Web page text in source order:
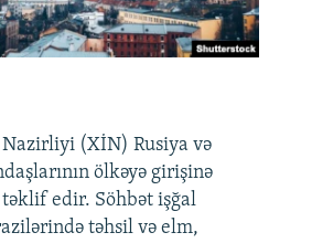
(XİN) Rusiya və
ölkəyə girişinə
təklif edir. Söhbət işğal
təhsil və elm,